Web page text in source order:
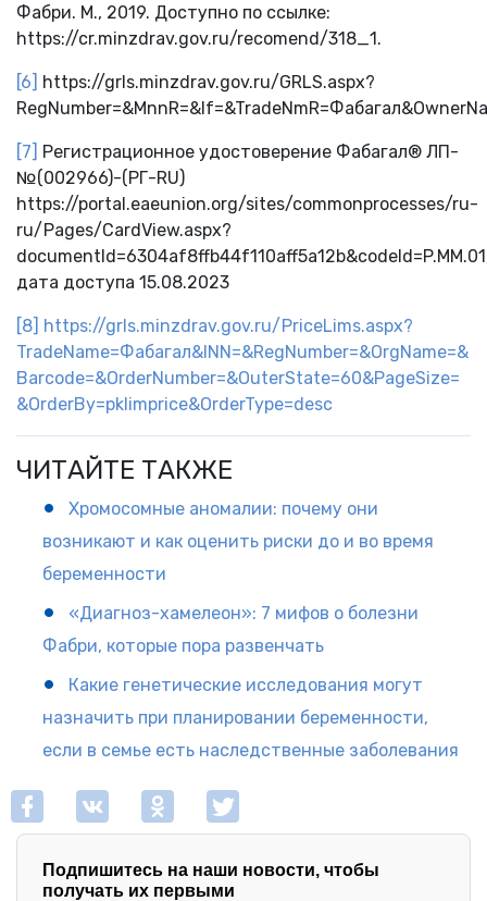
Фабри. М., 2019. Доступно по ссылке:
https://cr.minzdrav.gov.ru/recomend/318_1.
[6] https://grls.minzdrav.gov.ru/GRLS.aspx?
[7] Регистрационное удостоверение Фабагал® ЛП-
№(002966)-(РГ-RU)
https://portal.eaeunion.org/sites/commonprocesses/ru-
ru/Pages/CardView.aspx?
дата доступа 15.08.2023
[8] https://grls.minzdrav.gov.ru/PriceLims.aspx?
TradeName=Фабагал&INN=&RegNumber=&OrgName=&
Barcode=&OrderNumber=&OuterState=60&PageSize=
&OrderBy=pklimprice&OrderType=desc
ЧИТАЙТЕ ТАКЖЕ
Хромосомные аномалии: почему они
возникают и как оценить риски до и во время
беременности
«Диагноз-хамелеон»: 7 мифов о болезни
Фабри, которые пора развенчать
Какие генетические исследования могут
назначить при планировании беременности,
если в семье есть наследственные заболевания
Подпишитесь на наши новости, чтобы
получать их первыми